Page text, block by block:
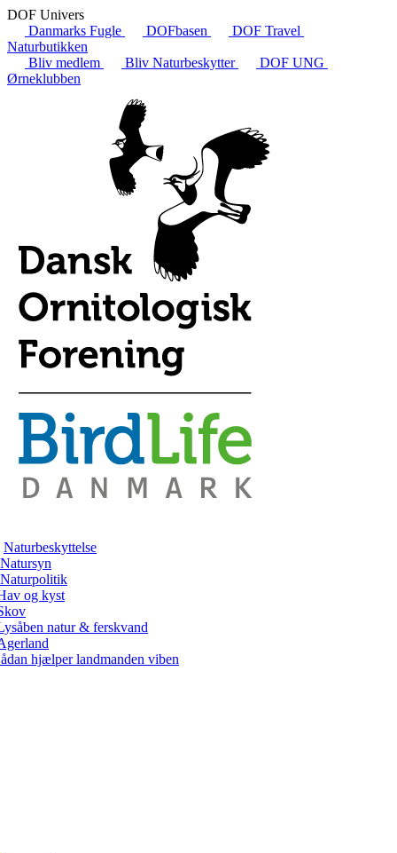
DOF Univers
Danmarks Fugle
DOFbasen
DOF Travel
Naturbutikken
Bliv medlem
Bliv Naturbeskytter
DOF UNG
Ørneklubben
Naturbeskyttelse
Natursyn
Naturpolitik
og kyst
natur & ferskvand
hjælper landmanden viben